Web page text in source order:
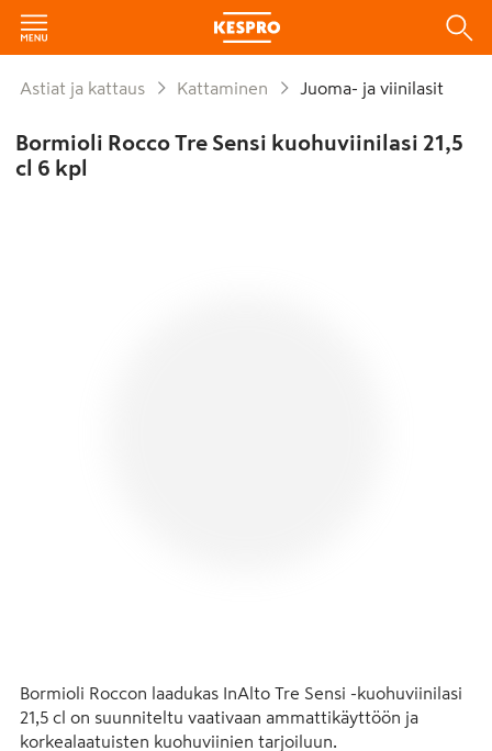
Astiat ja kattaus Kattaminen Juoma- ja viinilasit
Bormioli Rocco Tre Sensi kuohuviinilasi 21,5
cl 6 kpl
Bormioli Roccon laadukas InAlto Tre Sensi -kuohuviinilasi
21,5 cl on suunniteltu vaativaan ammattikäyttöön ja
korkealaatuisten kuohuviinien tarjoiluun.